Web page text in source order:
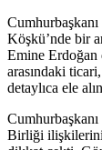
Köşkü’nde bir
Emine Erdoğan
arasındaki
detaylıca ele
Birliği